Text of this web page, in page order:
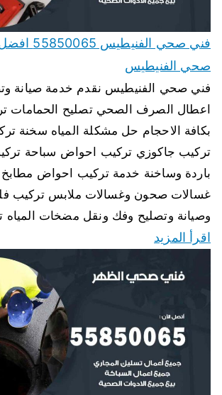
فني صحي
صحي الفنيطيس
فني صحي الفنيطيس نقدم خدمة صيانة
اعطال الصرف الصحي تصليح الحمامات
بكافة الاحجام حل مشكلة المياه سخنة
تركيب جاكوزي تركيب احواض سباحة
باردة وساخنة خدمة تركيب احواض
غسالات صحون وغسالات ملابس تركيب
وصيانة وتصليح وفك ونقل مضخات
اقرأ المزيد